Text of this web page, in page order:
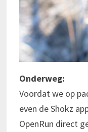
Onderweg:
Voordat we op
even de Shokz
OpenRun direct